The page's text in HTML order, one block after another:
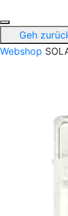
Geh
Webshop